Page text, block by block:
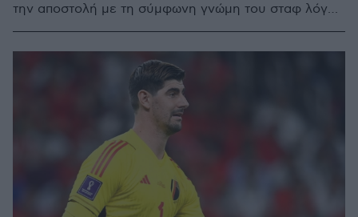
την αποστολή με τη σύμφωνη γνώμη του σταφ λόγω